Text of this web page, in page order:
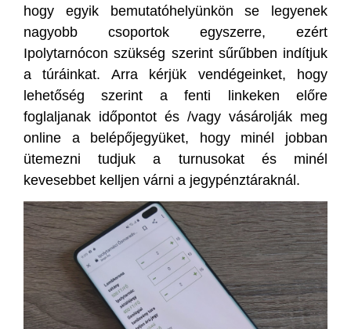
hogy egyik bemutatóhelyünkön se legyenek
nagyobb csoportok egyszerre, ezért
Ipolytarnócon szükség szerint sűrűbben indítjuk
a túráinkat. Arra kérjük vendégeinket, hogy
lehetőség szerint a fenti linkeken előre
foglaljanak időpontot és /vagy vásárolják meg
online a belépőjegyüket, hogy minél jobban
ütemezni tudjuk a turnusokat és minél
kevesebbet kelljen várni a jegypénztáraknál.